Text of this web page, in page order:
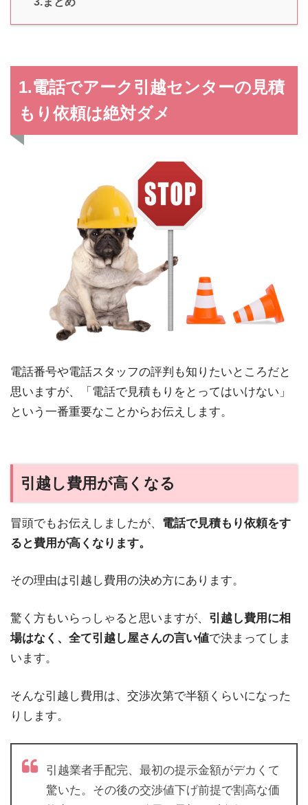
1.電話でアーク引越センターの見積
もり依頼は絶対ダメ
電話番号や電話スタッフの評判も知りたいところだと
思いますが、「電話で見積もりをとってはいけない」
という一番重要なことからお伝えします。
引越し費用が高くなる
冒頭でもお伝えしましたが、 電話で見積もり依頼をす
ると費用が高くなります。
その理由は引越し費用の決め方にあります。
驚く方もいらっしゃると思いますが、 引越し費用に相
場はなく、全て引越し屋さんの言い値で決まってしま
います。
そんな引越し費用は、交渉次第で半額くらいになった
りします。
引越業者手配完、最初の提示金額がデカくて
驚いた。その後の交渉値下げ前提で割高な価